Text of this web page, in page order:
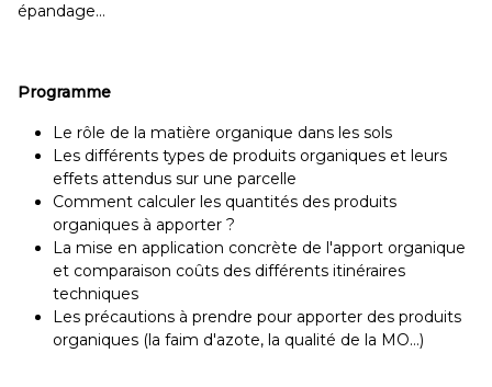
épandage…
Programme
Le rôle de la matière organique dans les sols
Les différents types de produits organiques et leurs
effets attendus sur une parcelle
Comment calculer les quantités des produits
organiques à apporter ?
La mise en application concrète de l'apport organique
et comparaison coûts des différents itinéraires
techniques
Les précautions à prendre pour apporter des produits
organiques (la faim d'azote, la qualité de la MO…)